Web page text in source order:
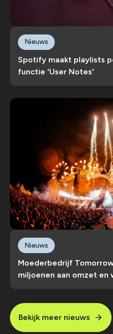
Spotify maakt playlists
functie 'User Notes'
Nieuws
Moederbedrijf
miljoenen aan omzet en
Nieuws
Bekijk meer nieuws